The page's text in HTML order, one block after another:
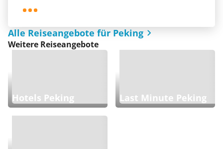
Alle Reiseangebote für Peking
Weitere Reiseangebote
Hotels Peking Last Minute Peking